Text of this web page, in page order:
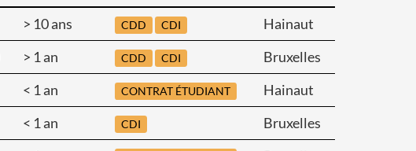
> 10 ans CDD CDI
Hainaut
> 1 an CDD CDI
Bruxelles
< 1 an CONTRAT ÉTUDIANT
Hainaut
< 1 an CDI
Bruxelles